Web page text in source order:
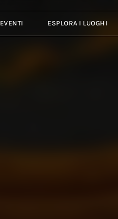
EVENTI ESPLORA I LUOGHI